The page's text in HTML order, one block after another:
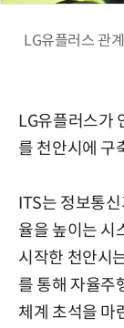
LG유플러스 관
LG유플러스가
를 천안시에 구
ITS는 정보통
율을 높이는 시
시작한 천안시
를 통해 자율주
체계 초석을 마